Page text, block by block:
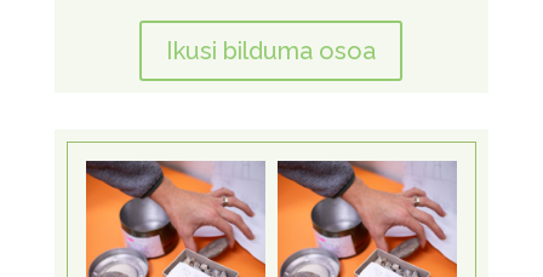
Ikusi bilduma osoa